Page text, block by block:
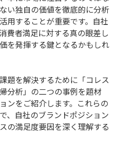
い独自の価値を徹底的に分析
用することが重要です。自社
費者満足に対する真の眼差し
を発揮する鍵となるかもしれ
題を解決するために「コレス
分析」の二つの事例を題材
ンをご紹介します。これらの
、自社のブランドポジション
の満足度要因を深く理解する